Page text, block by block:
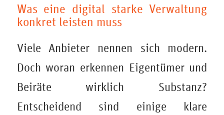
Was eine digital starke Verwaltung
konkret leisten muss
Viele Anbieter nennen sich modern.
Doch woran erkennen Eigentümer und
Beiräte wirklich Substanz?
Entscheidend sind einige klare